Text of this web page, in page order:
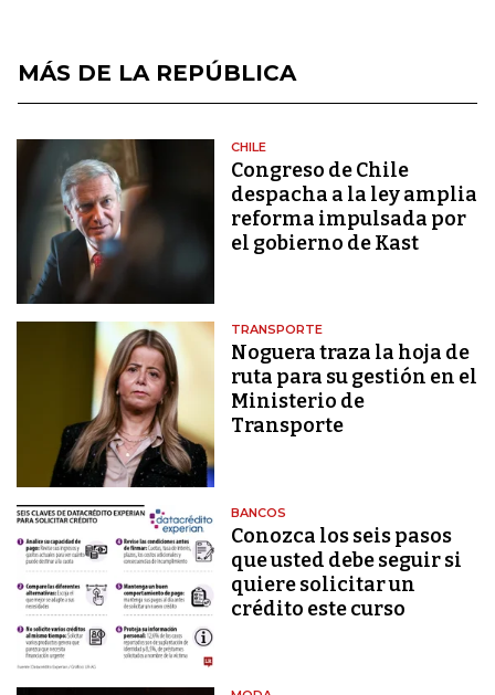
MÁS DE LA REPÚBLICA
CHILE
Congreso de Chile
despacha a la ley amplia
reforma impulsada por
el gobierno de Kast
TRANSPORTE
Noguera traza la hoja de
ruta para su gestión en el
Ministerio de
Transporte
BANCOS
Conozca los seis pasos
que usted debe seguir si
quiere solicitar un
crédito este curso